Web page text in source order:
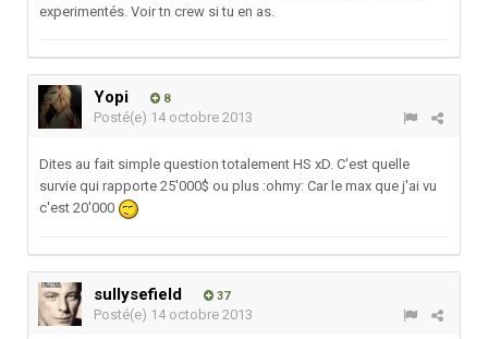
experimentés. Voir tn crew si tu en as.
Yopi 8
Posté(e) 14 octobre 2013
Dites au fait simple question totalement HS xD. C'est quelle
survie qui rapporte 25'000$ ou plus :ohmy: Car le max que j'ai vu
c'est 20'000
sullysefield 37
Posté(e) 14 octobre 2013